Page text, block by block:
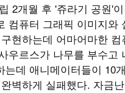
2개월 후 '쥬라기 공원'
컴퓨터 그래픽 이미지와
현하는데 어마어마한
우르스가 나무를 부수고
는데 애니메이터들이 10
벽하게 실패했다. 자금